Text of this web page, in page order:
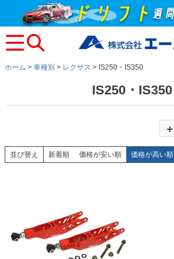
ホーム 車種別 レクサス IS250・IS350
IS250・IS350
並び替え 新着順 価格が安い順 価格が高い順